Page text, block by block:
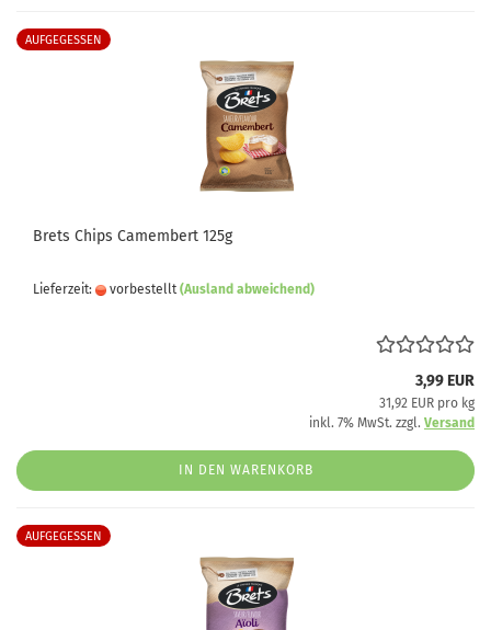
AUFGEGESSEN
Brets Chips Camembert 125g
Lieferzeit: vorbestellt (Ausland abweichend)
3,99 EUR
31,92 EUR pro kg
inkl. 7% MwSt. zzgl. Versand
IN DEN WARENKORB
AUFGEGESSEN